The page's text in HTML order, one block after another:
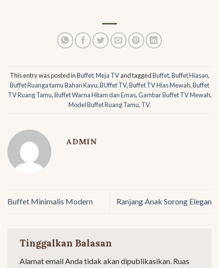
This entry was posted inBuffet,Meja TVand taggedBuffet,Buffet Hiasan,
Buffet Ruanga tamu Bahan Kayu,BUffet TV,Buffet TV Hias Mewah,Buffet
TV Ruang Tamu,Buffet Warna Hitam dan Emas,Gambar Buffet TV Mewah,
Model Buffet Ruang Tamu, TV.
ADMIN
Buffet Minimalis Modern Ranjang Anak Sorong Elegan
Tinggalkan Balasan
Alamat email Anda tidak akan dipublikasikan. Ruas